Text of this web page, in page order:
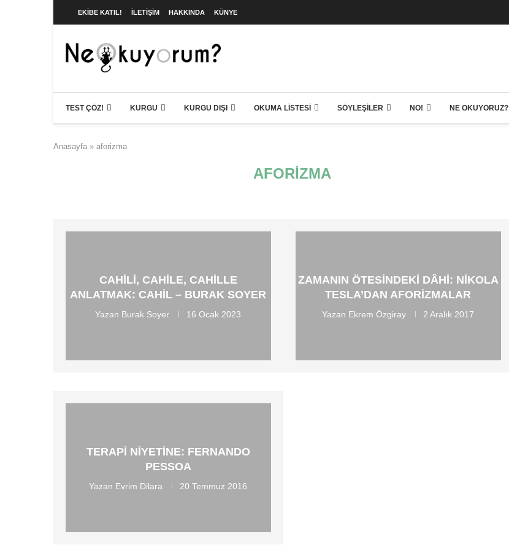
EKIBE KATIL! İLETIŞIM HAKKINDA KÜNYE
TEST ÇÖZ! KURGU KURGU DIŞI OKUMA LISTESI SÖYLEŞILER NO! NE OKUYORUZ?
Anasayfa » aforizma
AFORIZMA
CAHILI, CAHILE, CAHILLE
ANLATMAK: CAHIL – BURAK SOYER
Yazan Burak Soyer 16 Ocak 2023
ZAMANIN ÖTESINDEKI DÂHI: NIKOLA
TESLA’DAN AFORIZMALAR
Yazan Ekrem Özgiray 2 Aralık 2017
TERAPI NIYETINE: FERNANDO
PESSOA
Yazan Evrim Dilara 20 Temmuz 2016